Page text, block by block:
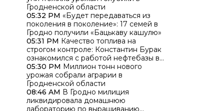
Гродненской области
05:32 PM «Будет передаваться из
поколения в поколение»: 17 семей в
Гродно получили «Бацькаву кашулю»
05:31 PM Качество топлива на
строгом контроле: Константин Бурак
ознакомился с работой нефтебазы в
Гродно
05:30 PM Миллион тонн нового
урожая собрали аграрии в
Гродненской области
08:46 AM В Гродно милиция
ликвидировала домашнюю
лабораторию по выращиванию